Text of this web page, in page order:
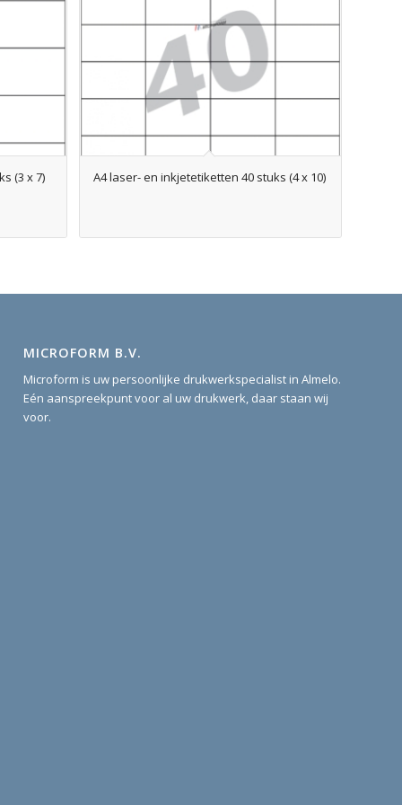
(3 x 7) A4 laser- en inkjetetiketten 40 stuks (4 x 10)
MICROFORM B.V.
Microform is uw persoonlijke drukwerkspecialist in Almelo.
Eén aanspreekpunt voor al uw drukwerk, daar staan wij
voor.